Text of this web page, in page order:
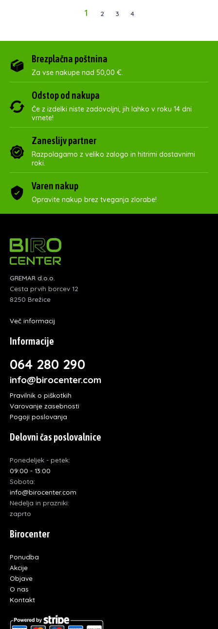
1 2 3 4
Brezplačna poštnina
Za vse nakupe nad 50,00 €.
Odstop od nakupa
Če z izdelki niste zadovoljni, jih lahko v roku 14 dni
vrnete!
Zaneslijv partner
Razpolagamo z veliko zalogo in hitrimi dostavnimi
roki.
Varen nakup
Opravite nakup brez tveganja zlorabe!
GREMAR d.o.o.
Cesta prvih borcev 12
8250 Brežice
Več informacij
Informacije
064 280 290
info@birocenter.com
Pravilnik o piškotkih
Varovanje zasebnosti
Pogoji poslovanja
Delovni čas poslovalnice
Ponedeljek - petek:
09:00 - 13:00
Sobota:
info@birocenter.com
Nedelja in prazniki:
zaprto
Birocenter
Ponudba
Akcije
Objave
O nas
Kontakt